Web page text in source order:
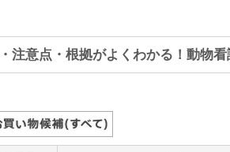
注意点・根拠がよくわかる！動物